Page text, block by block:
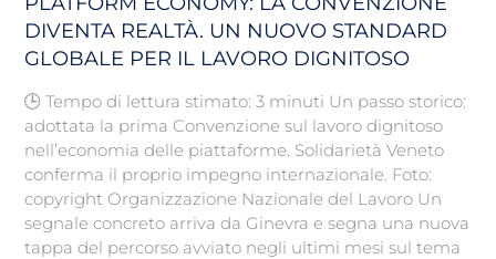
DIVENTA REALTÀ. UN NUOVO STANDARD
GLOBALE PER IL LAVORO DIGNITOSO
🕒 Tempo di lettura stimato: 3 minuti Un passo storico:
adottata la prima Convenzione sul lavoro dignitoso
nell’economia delle piattaforme. Solidarietà Veneto
conferma il proprio impegno internazionale. Foto:
copyright Organizzazione Nazionale del Lavoro Un
segnale concreto arriva da Ginevra e segna una nuova
tappa del percorso avviato negli ultimi mesi sul tema